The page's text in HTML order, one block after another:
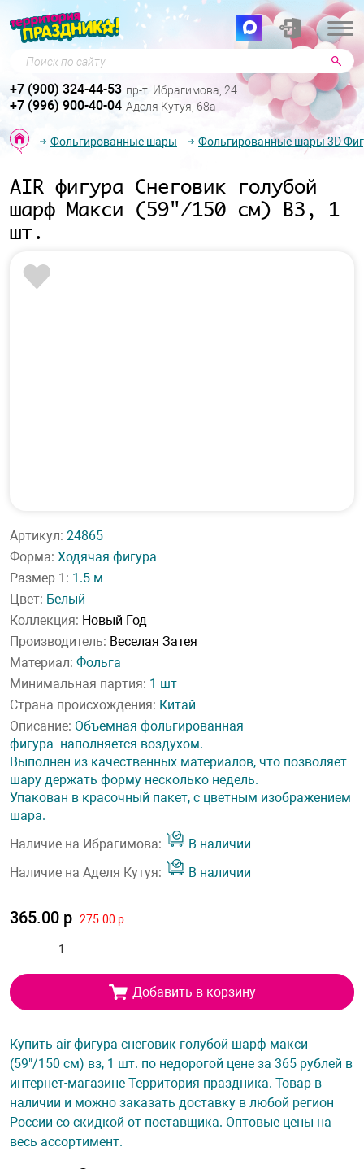
Поиск по сайту
+7 (900) 324-44-53 пр-т. Ибрагимова, 24
+7 (996) 900-40-04 Аделя Кутуя, 68а
Фольгированные шары Фольгированные шары 3D
AIR фигура Снеговик голубой
шарф Макси (59"/150 см) ВЗ, 1
шт.
Артикул: 24865
Форма: Ходячая фигура
Размер 1: 1.5 м
Цвет: Белый
Коллекция: Новый Год
Производитель: Веселая Затея
Материал: Фольга
Минимальная партия: 1 шт
Страна происхождения: Китай
Описание: Объемная фольгированная
фигура наполняется воздухом.
Выполнен из качественных материалов, что позволяет
шару держать форму несколько недель.
Упакован в красочный пакет, с цветным изображением
шара.
Наличие на Ибрагимова:
В наличии
Наличие на Аделя Кутуя:
В наличии
365.00 р 275.00 р
Добавить в корзину
Купить air фигура снеговик голубой шарф макси
(59"/150 см) вз, 1 шт. по недорогой цене за 365 рублей в
интернет-магазине Территория праздника. Товар в
наличии и можно заказать доставку в любой регион
России со скидкой от поставщика. Оптовые цены на
весь ассортимент.